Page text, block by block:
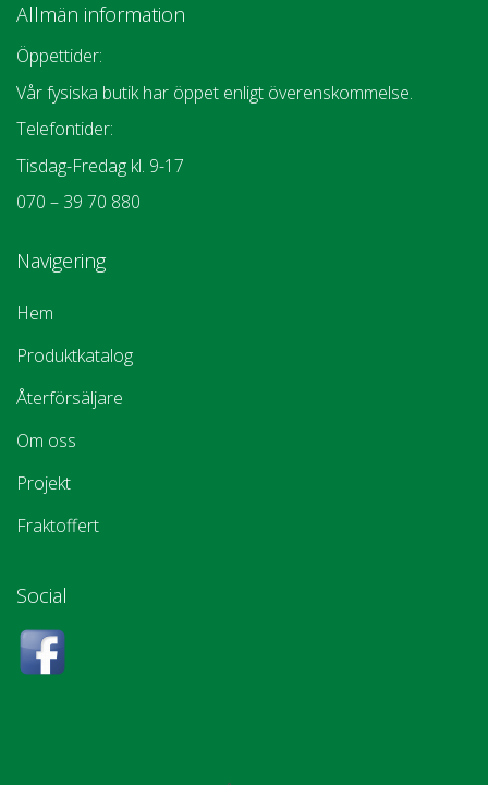
Allmän information
Öppettider:
Vår fysiska butik har öppet enligt överenskommelse.
Telefontider:
Tisdag-Fredag kl. 9-17
070 – 39 70 880
Navigering
Hem
Produktkatalog
Återförsäljare
Om oss
Projekt
Fraktoffert
Social